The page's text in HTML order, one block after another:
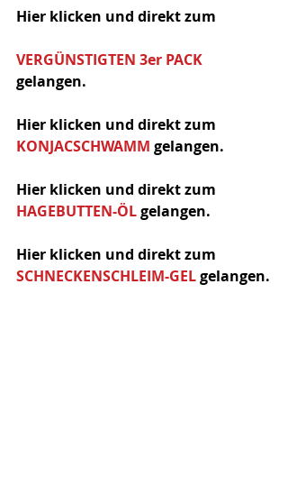
Hier klicken und direkt zum
VERGÜNSTIGTEN 3er PACK
gelangen.
Hier klicken und direkt zum
KONJACSCHWAMM gelangen.
Hier klicken und direkt zum
HAGEBUTTEN-ÖL gelangen.
Hier klicken und direkt zum
SCHNECKENSCHLEIM-GEL gelangen.